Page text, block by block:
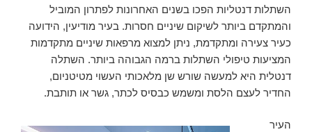
השתלות דנטליות הפכו בשנים האחרונות לפתרון המוביל
והמתקדם ביותר לשיקום שיניים חסרות. בעיר מודיעין, הידועה
כעיר צעירה ומתקדמת, ניתן למצוא מרפאות שיניים מתקדמות
המציעות טיפולי השתלות ברמה הגבוהה ביותר. השתלה
דנטלית היא למעשה שורש שן מלאכותי העשוי מטיטניום,
החדיר לעצם הלסת ומשמש כבסיס לכתר, גשר או תותבת.
העיר